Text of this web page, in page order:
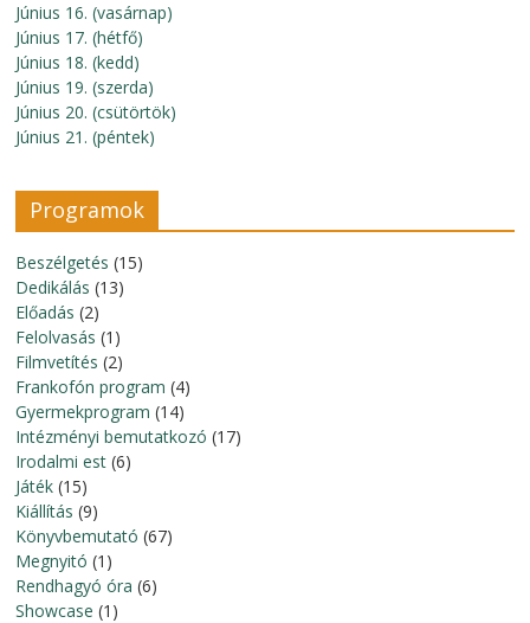
Június 16. (vasárnap)
Június 17. (hétfő)
Június 18. (kedd)
Június 19. (szerda)
Június 20. (csütörtök)
Június 21. (péntek)
Programok
Beszélgetés (15)
Dedikálás (13)
Előadás (2)
Felolvasás (1)
Filmvetítés (2)
Frankofón program (4)
Gyermekprogram (14)
Intézményi bemutatkozó (17)
Irodalmi est (6)
Játék (15)
Kiállítás (9)
Könyvbemutató (67)
Megnyitó (1)
Rendhagyó óra (6)
Showcase (1)